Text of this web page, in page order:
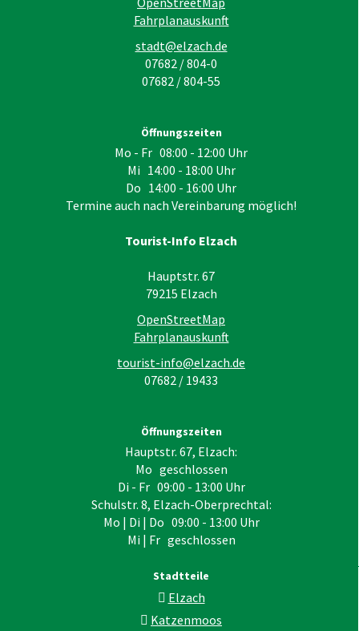
Fahrplanauskunft
stadt@elzach.de
07682 / 804-0
07682 / 804-55
Öffnungszeiten
Mo - Fr 08:00 - 12:00 Uhr
Mi 14:00 - 18:00 Uhr
Do 14:00 - 16:00 Uhr
Termine auch nach Vereinbarung möglich!
Tourist-Info Elzach
Hauptstr. 67
79215 Elzach
OpenStreetMap
Fahrplanauskunft
tourist-info@elzach.de
07682 / 19433
Öffnungszeiten
Hauptstr. 67, Elzach:
Mo geschlossen
Di - Fr 09:00 - 13:00 Uhr
Schulstr. 8, Elzach-Oberprechtal:
Mo | Di | Do 09:00 - 13:00 Uhr
Mi | Fr geschlossen
Stadtteile
Elzach
Katzenmoos